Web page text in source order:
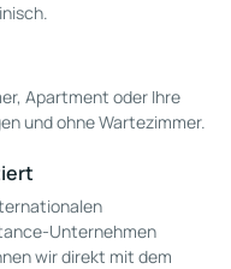
Apartment oder Ihre
und ohne Wartezimmer.
Unternehmen
wir direkt mit dem